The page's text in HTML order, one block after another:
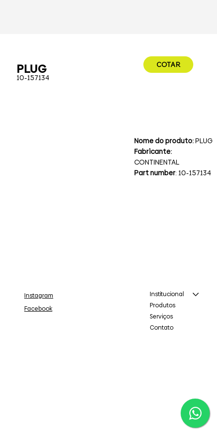
PLUG
10-157134
COTAR
Nome do produto:PLUG
Fabricante:
CONTINENTAL
Part number: 10-157134
Institucional
Produtos
Serviços
Contato
Instagram
Facebook